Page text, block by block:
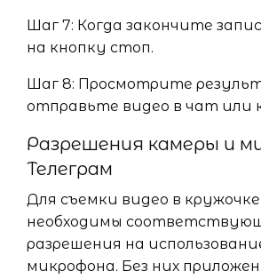
Шаг 7: Когда закончите
на кнопку стоп.
Шаг 8: Просмотрите
отправьте видео в чат или
Разрешения камеры и
Телеграм
Для съемки видео в кружочке
необходимы
разрешения на
микрофона. Без них